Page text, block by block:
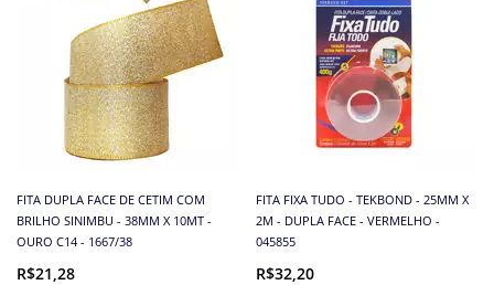
FITA DUPLA FACE DE CETIM COM
BRILHO SINIMBU - 38MM X 10MT -
OURO C14 - 1667/38
R$21,28
FITA FIXA TUDO - TEKBOND - 25MM X
2M - DUPLA FACE - VERMELHO -
045855
R$32,20